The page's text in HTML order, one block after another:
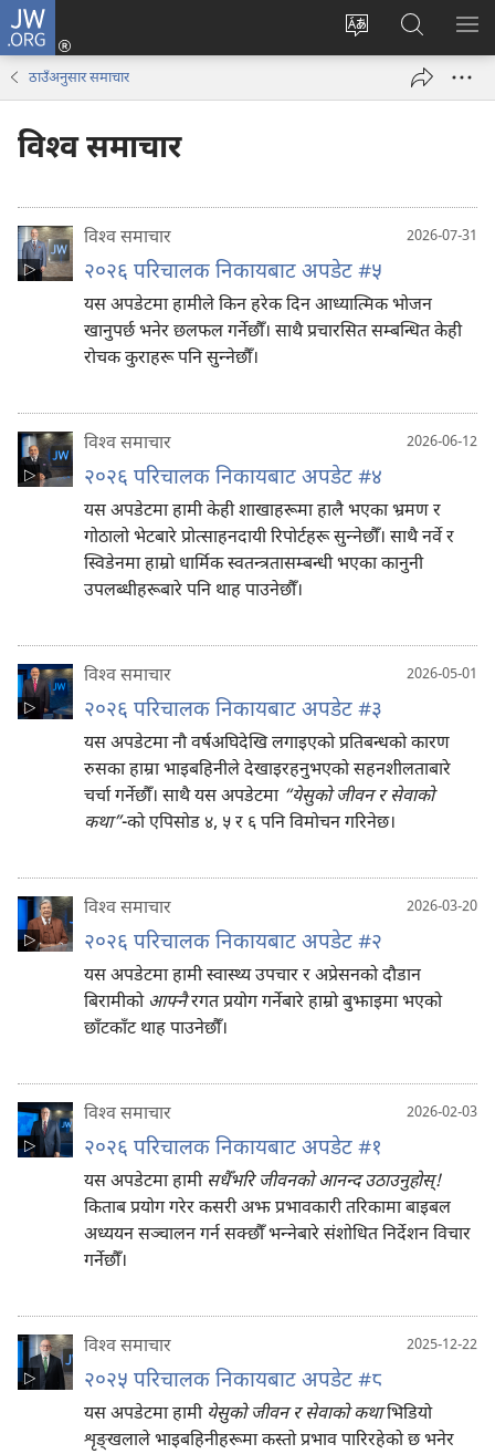
JW.ORG
वेब
प्रवेश
(ब्राउजरको
JW.ORG
मा
खोज्नुहोस्‌
मेनु
ठाउँअनुसार समाचार
विश्‍व समाचार
2026-07-31
विश्‍व समाचार
२०२६ परिचालक निकायबाट अपडेट #५
यस अपडेटमा हामीले किन हरेक दिन आध्यात्मिक भोजन
खानुपर्छ भनेर छलफल गर्नेछौँ। साथै प्रचारसित सम्बन्धित केही
रोचक कुराहरू पनि सुन्‍नेछौँ।
2026-06-12
विश्‍व समाचार
२०२६ परिचालक निकायबाट अपडेट #४
यस अपडेटमा हामी केही शाखाहरूमा हालै भएका भ्रमण र
गोठालो भेटबारे प्रोत्साहनदायी रिपोर्टहरू सुन्‍नेछौँ। साथै नर्वे र
स्विडेनमा हाम्रो धार्मिक स्वतन्त्रतासम्बन्धी भएका कानुनी
उपलब्धीहरूबारे पनि थाह पाउनेछौँ।
2026-05-01
विश्‍व समाचार
२०२६ परिचालक निकायबाट अपडेट #३
यस अपडेटमा नौ वर्षअघिदेखि लगाइएको प्रतिबन्धको कारण
रुसका हाम्रा भाइबहिनीले देखाइरहनुभएको सहनशीलताबारे
चर्चा गर्नेछौँ। साथै यस अपडेटमा “येसुको जीवन र सेवाको
कथा”-को एपिसोड ४, ५ र ६ पनि विमोचन गरिनेछ।
2026-03-20
विश्‍व समाचार
२०२६ परिचालक निकायबाट अपडेट #२
यस अपडेटमा हामी स्वास्थ्य उपचार र अप्रेसनको दौडान
बिरामीको आफ्नैरगत प्रयोग गर्नेबारे हाम्रो बुझाइमा भएको
छाँटकाँट थाह पाउनेछौँ।
2026-02-03
विश्‍व समाचार
२०२६ परिचालक निकायबाट अपडेट #१
यस अपडेटमा हामी सधैँभरि जीवनको आनन्द उठाउनुहोस्‌!
किताब प्रयोग गरेर कसरी अझ प्रभावकारी तरिकामा बाइबल
अध्ययन सञ्चालन गर्न सक्छौँ भन्‍नेबारे संशोधित निर्देशन विचार
गर्नेछौँ।
2025-12-22
विश्‍व समाचार
२०२५ परिचालक निकायबाट अपडेट #८
यस अपडेटमा हामी येसुको जीवन र सेवाको कथाभिडियो
शृङ्‌खलाले भाइबहिनीहरूमा कस्तो प्रभाव पारिरहेको छ भनेर